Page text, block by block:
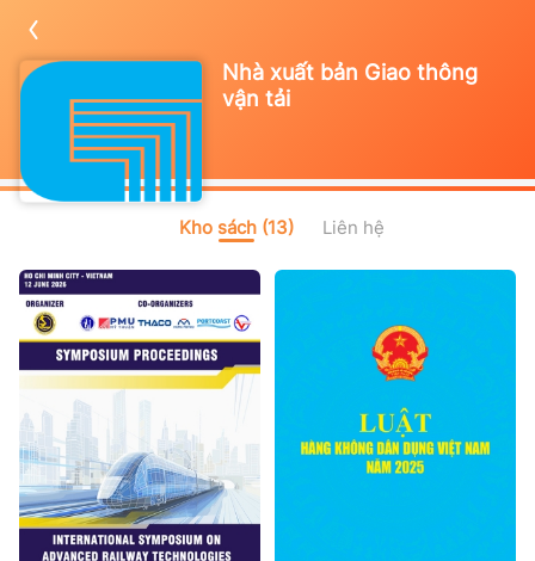
Nhà xuất bản Giao thông
vận tải
Kho sách (13) Liên hệ